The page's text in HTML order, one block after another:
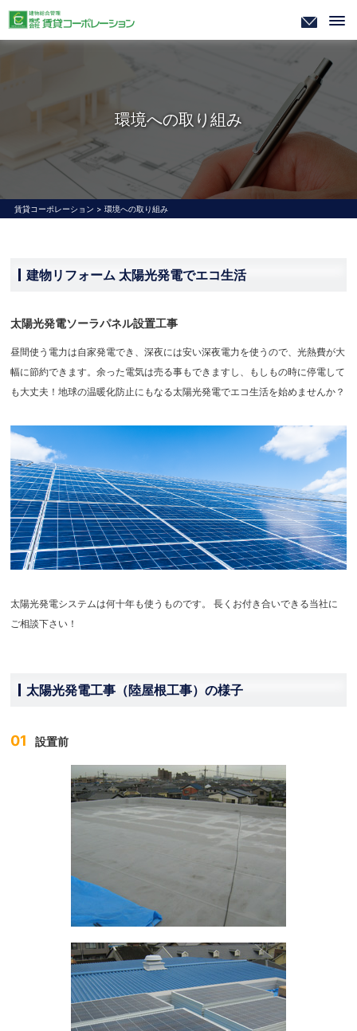
環境への取り組み
賃貸コーポレーション >環境への取り組み
建物リフォーム 太陽光発電でエコ生活
太陽光発電ソーラパネル設置工事
昼間使う電力は自家発電でき、深夜には安い深夜電力を使うので、光熱費が大
幅に節約できます。余った電気は売る事もできますし、もしもの時に停電して
も大丈夫！地球の温暖化防止にもなる太陽光発電でエコ生活を始めませんか？
太陽光発電システムは何十年も使うものです。 長くお付き合いできる当社に
ご相談下さい！
太陽光発電工事（陸屋根工事）の様子
01 設置前